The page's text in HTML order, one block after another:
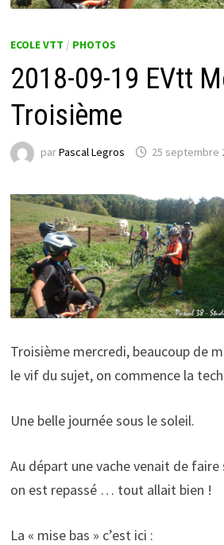
ECOLE VTT / PHOTOS
2018-09-19 EVtt
Troisième
parPascal Legros 25 septembre
Troisième mercredi, beaucoup de
le vif du sujet, on commence la
Une belle journée sous le soleil.
Au départ une vache venait de
on est repassé … tout allait bien !
La « mise bas » c’est ici :